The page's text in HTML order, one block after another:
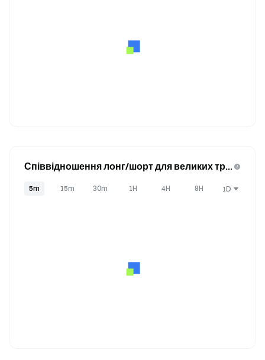
Співвідношення лонг/шорт для великих тре
5m 15m 30m 1H 4H 8H 1D